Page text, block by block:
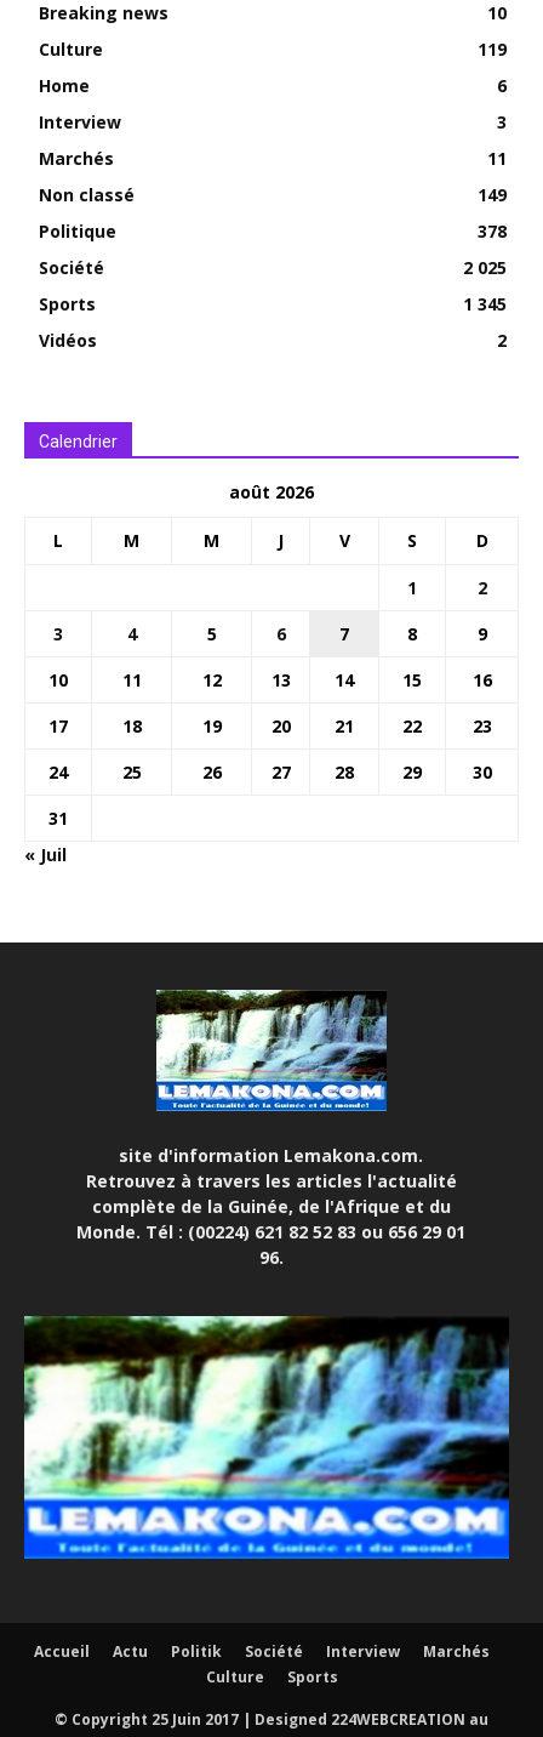
Breaking news
10
Culture
119
Home
6
Interview
3
Marchés
11
Non classé
149
Politique
378
Société
2 025
Sports
1 345
Vidéos
2
Calendrier
août 2026
L M M J V S D
1
2
3
4 5 6 7 8
9
10
11 12 13 14 15
16
17
18 19 20 21 22
23
24
25 26 27 28 29
30
31
« Juil
site d'information Lemakona.com.
Retrouvez à travers les articles l'actualité
complète de la Guinée, de l'Afrique et du
Monde. Tél : (00224) 621 82 52 83 ou 656 29 01
96.
Accueil Actu Politik Société Interview
Marchés
Culture
Sports
© Copyright 25 Juin 2017 | Designed 224WEBCREATION au